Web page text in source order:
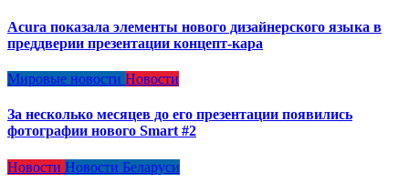
Acura показала элементы нового дизайнерского языка в
преддверии презентации концепт-кара
Мировые новости Новости
За несколько месяцев до его презентации появились
фотографии нового Smart #2
Новости Новости Беларуси